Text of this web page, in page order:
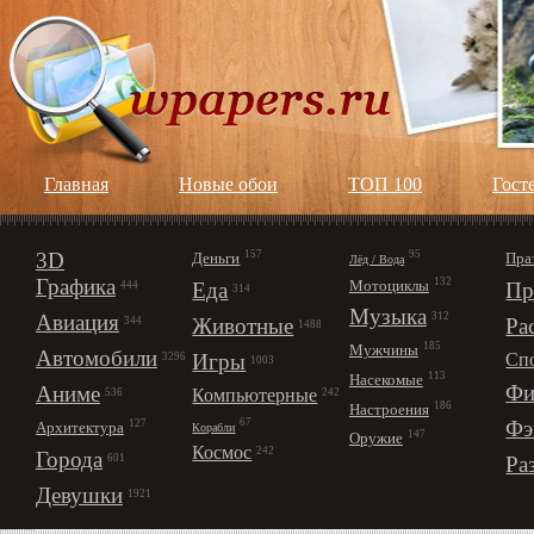
Главная Новые обои ТОП 100
3D
Графика 444
Авиация 344
Автомобили 3296
Аниме 536
Архитектура 127
Города 601
Девушки 1921
Деньги 157
Еда 314
Животные 1488
Игры 1003
Компьютерные 242
Корабли 67
Космос 242
Лёд / Вода 95
Мотоциклы 132
Музыка 312
Мужчины 185
Насекомые 113
Настроения 186
Оружие 147